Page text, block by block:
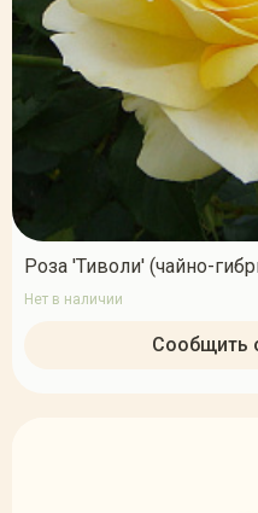
Роза 'Тиволи' (чайно-
Нет в наличии
Сообщить